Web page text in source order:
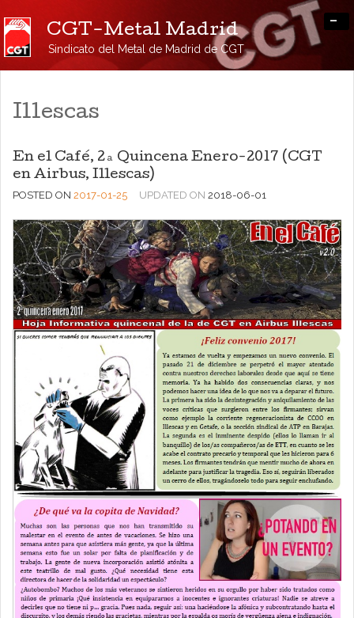
CGT-Metal Madrid
Sindicato del Metal de Madrid de CGT
-
Illescas
En el Café, 2ª Quincena Enero-2017 (CGT
en Airbus, Illescas)
POSTED ON 2017-01-25 UPDATED ON 2018-06-01